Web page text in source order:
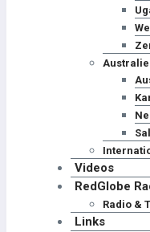
Videos
RedGlobe
Radio &
Links